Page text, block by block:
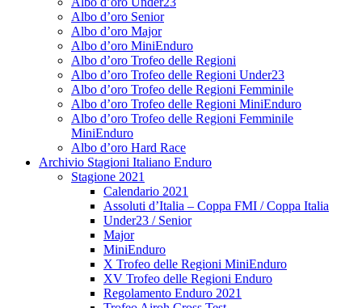
Albo d’oro Senior
Albo d’oro Major
Albo d’oro MiniEnduro
Albo d’oro Trofeo delle Regioni
Albo d’oro Trofeo delle Regioni Under23
Albo d’oro Trofeo delle Regioni Femminile
Albo d’oro Trofeo delle Regioni MiniEnduro
Albo d’oro Trofeo delle Regioni Femminile
MiniEnduro
Albo d’oro Hard Race
Archivio Stagioni Italiano Enduro
Stagione 2021
Calendario 2021
Assoluti d’Italia – Coppa FMI / Coppa Italia
Under23 / Senior
Major
MiniEnduro
X Trofeo delle Regioni MiniEnduro
XV Trofeo delle Regioni Enduro
Regolamento Enduro 2021